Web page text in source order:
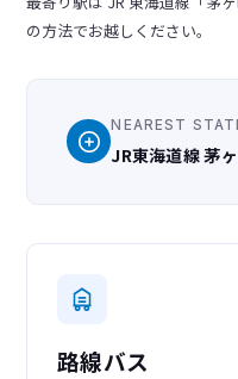
の方法でお越しください。
NEAREST
JR東海道線 茅
路線バス